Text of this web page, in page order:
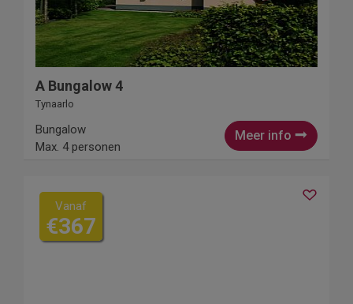
A Bungalow 4
Tynaarlo
Meer info
Bungalow
Max. 4 personen
Vanaf
€367